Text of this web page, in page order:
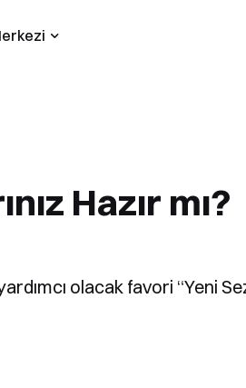
Hazır mı?
olacak favori “Yeni